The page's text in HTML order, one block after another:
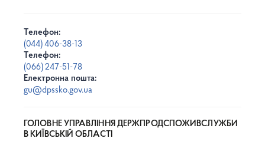
Телефон:
(044) 406-38-13
Телефон:
(066) 247-51-78
Електронна пошта:
gu@dpssko.gov.ua
ГОЛОВНЕ УПРАВЛІННЯ ДЕРЖПРОДСПОЖИВСЛУЖБИ
В КИЇВСЬКІЙ ОБЛАСТІ